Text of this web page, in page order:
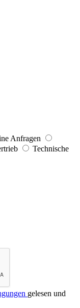
Anfragen
Technische
gelesen und